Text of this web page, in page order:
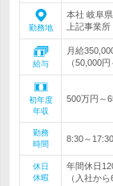
勤務地
本社 岐阜
上記事業
給与
月給
（50,000
初年度
年収
500万円～
勤務
時間
8:30～
休日
休暇
年間休日
（入社か